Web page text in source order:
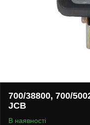
700/38800, 700/
JCB
В наявності